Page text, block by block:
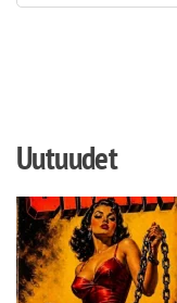
Uutuudet